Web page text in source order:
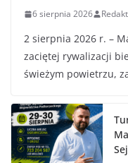
6 sierpnia 2026
2 sierpnia 2026 r. –
zaciętej rywalizacji
świeżym powietrzu,